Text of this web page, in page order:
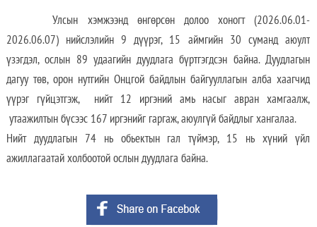
Улсын хэмжээнд өнгөрсөн долоо хоногт (2026.06.01-
2026.06.07) нийслэлийн 9 дүүрэг, 15 аймгийн 30 суманд аюулт
үзэгдэл, ослын 89 удаагийн дуудлага бүртгэгдсэн байна. Дуудлагын
дагуу төв, орон нутгийн Онцгой байдлын байгууллагын алба хаагчид
үүрэг гүйцэтгэж, нийт 12 иргэний амь насыг авран хамгаалж,
утаажилтын бүсээс 167 иргэнийг гаргаж, аюулгүй байдлыг хангалаа.
Нийт дуудлагын 74 нь обьектын гал түймэр, 15 нь хүний үйл
ажиллагаатай холбоотой ослын дуудлага байна.